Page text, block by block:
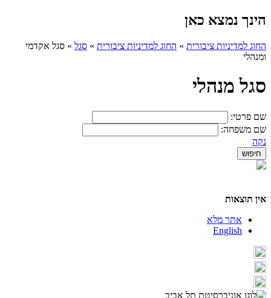
הינך נמצא כאן
החוג למדיניות ציבורית » החוג למדיניות ציבורית » סגל » סגל אקדמי
ומנהלי
סגל מנהלי
שם פרטי:
שם משפחה:
נקה
אין תוצאות
אתר מלא
English